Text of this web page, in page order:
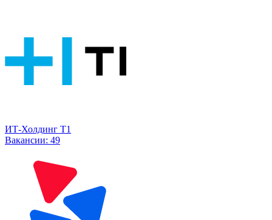
ИТ-Холдинг Т1
Вакансии: 49